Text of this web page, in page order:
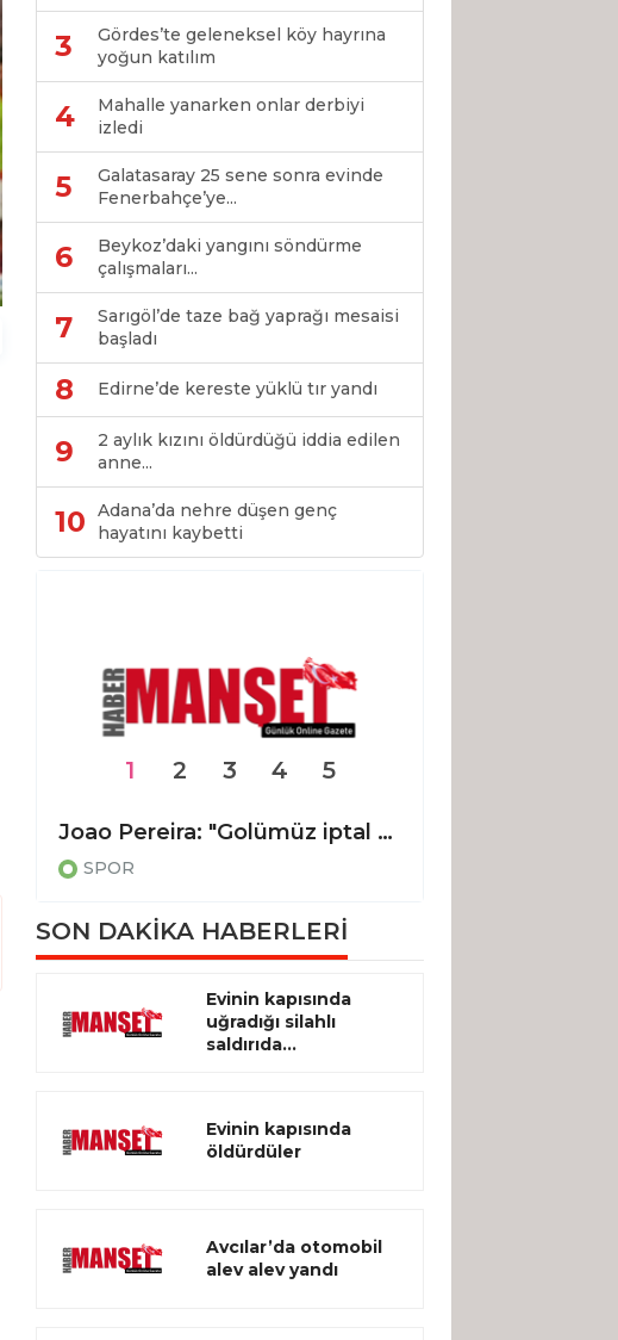
3
Gördes’te geleneksel köy hayrına
yoğun katılım
4
⁠Mahalle yanarken onlar derbiyi
izledi
5
Galatasaray 25 sene sonra evinde
Fenerbahçe’ye...
6
Beykoz’daki yangını söndürme
çalışmaları...
7
Sarıgöl’de taze bağ yaprağı mesaisi
başladı
8 Edirne’de kereste yüklü tır yandı
9
2 aylık kızını öldürdüğü iddia edilen
anne...
10
Adana’da nehre düşen genç
hayatını kaybetti
Joao Pereira: "Golümüz iptal edilmeseydi, 3 puanı alan taraf biz olacaktık"
SPOR
1 2 3 4 5
SON DAKİKA HABERLERİ
Evinin kapısında
uğradığı silahlı
saldırıda...
Evinin kapısında
öldürdüler
Avcılar’da otomobil
alev alev yandı